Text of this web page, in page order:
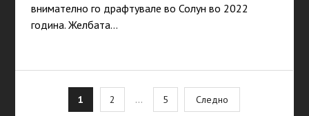
внимателно го драфтувале во Солун во 2022
година. Желбата…
pagination
1 2 … 5 Следно